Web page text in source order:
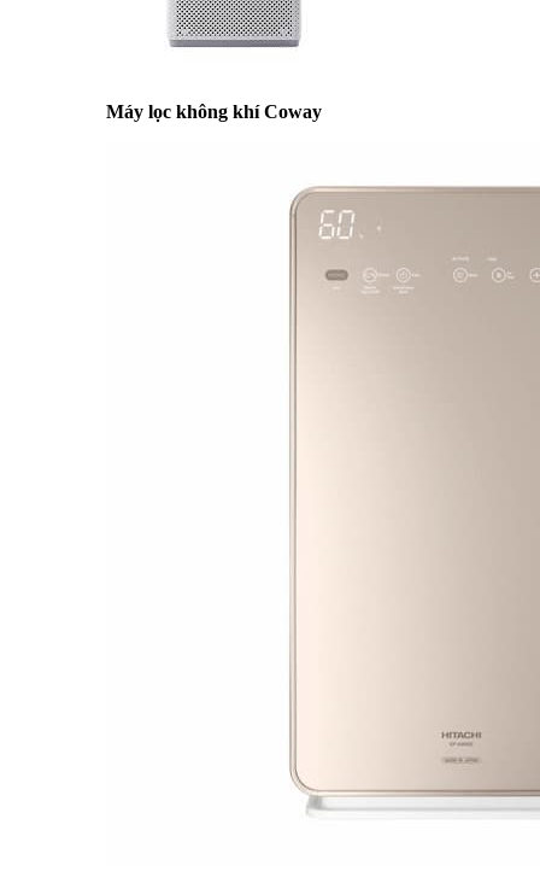
Máy lọc không khí Coway